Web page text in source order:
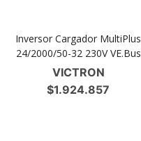
Inversor Cargador MultiPlus
24/2000/50-32 230V VE.Bus
VICTRON
$1.924.857